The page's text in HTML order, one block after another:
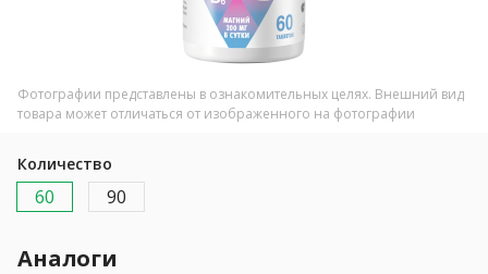
Фотографии представлены в ознакомительных целях. Внешний вид
товара может отличаться от изображенного на фотографии
Количество
60 90
Аналоги